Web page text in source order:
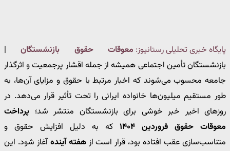
پایگاه خبری تحلیلی رستانیوز: معوقات حقوق بازنشستگان|
بازنشستگان تأمین اجتماعی همیشه از جمله اقشار پرجمعیت و اثرگذار
جامعه محسوب می‌شوند که اخبار مرتبط با حقوق و مزایای آن‌ها، به
طور مستقیم میلیون‌ها خانواده ایرانی را تحت تأثیر قرار می‌دهد. در
روزهای اخیر خبر خوشی برای بازنشستگان منتشر شد؛ پرداخت
معوقات حقوق فروردین ۱۴۰۴
که به دلیل افزایش حقوق و
متناسب‌سازی عقب افتاده بود، قرار است ازهفته آیندهآغاز شود. این